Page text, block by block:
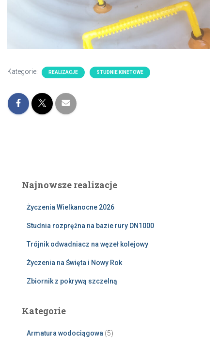
Kategorie: REALIZACJE STUDNIE KINETOWE
Najnowsze realizacje
Życzenia Wielkanocne 2026
Studnia rozprężna na bazie rury DN1000
Trójnik odwadniacz na węzeł kolejowy
Życzenia na Święta i Nowy Rok
Zbiornik z pokrywą szczelną
Kategorie
Armatura wodociągowa (5)